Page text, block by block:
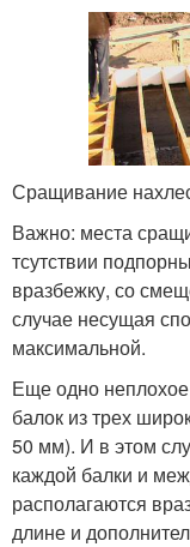
Сращивание
Важно: места
тсутствии
вразбежку, со
случае несущая
максимальной.
Еще одно
балок из трех
50 мм). И в этом
каждой балки и
располагаются
длине и